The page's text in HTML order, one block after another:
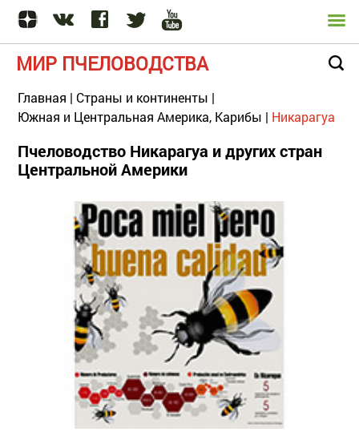
МИР ПЧЕЛОВОДСТВА
Главная | Страны и континенты |
Южная и Центральная Америка, Карибы | Никарагуа
Пчеловодство Никарагуа и других стран
Центральной Америки